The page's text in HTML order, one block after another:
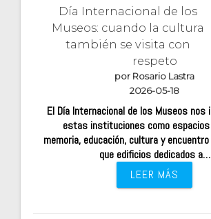
Día Internacional de los
Museos: cuando la cultura
también se visita con
respeto
por Rosario Lastra
2026-05-18
El Día Internacional de los Museos nos
estas instituciones como
memoria, educación, cultura y
que edificios dedicados a…
LEER MÁS